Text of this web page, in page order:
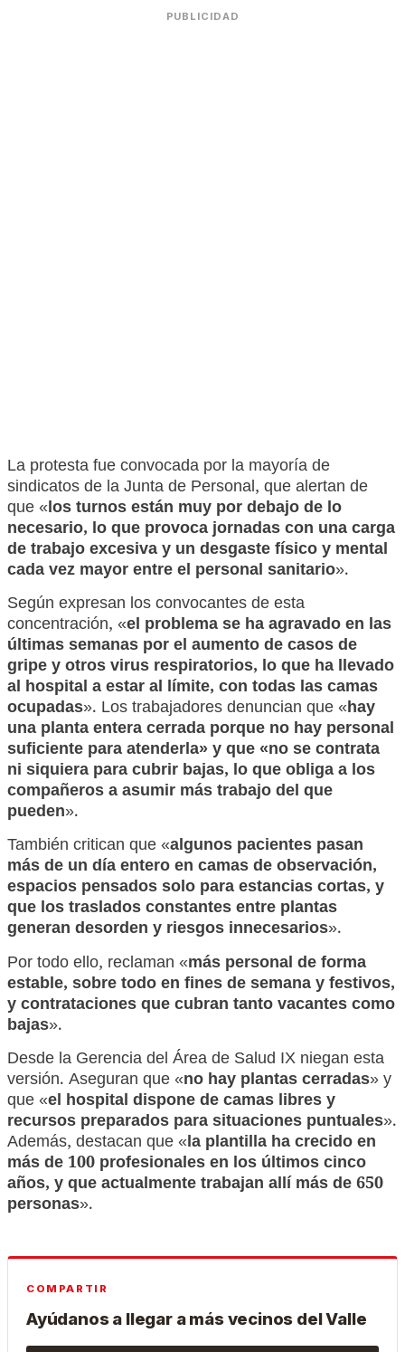
PUBLICIDAD
La protesta fue convocada por la mayoría de
sindicatos de la Junta de Personal, que alertan de
que «los turnos están muy por debajo de lo
necesario, lo que provoca jornadas con una carga
de trabajo excesiva y un desgaste físico y mental
cada vez mayor entre el personal sanitario».
Según expresan los convocantes de esta
concentración, «el problema se ha agravado en las
últimas semanas por el aumento de casos de
gripe y otros virus respiratorios, lo que ha llevado
al hospital a estar al límite, con todas las camas
ocupadas». Los trabajadores denuncian que «hay
una planta entera cerrada porque no hay personal
suficiente para atenderla» y que «no se contrata
ni siquiera para cubrir bajas, lo que obliga a los
compañeros a asumir más trabajo del que
pueden».
También critican que «algunos pacientes pasan
más de un día entero en camas de observación,
espacios pensados solo para estancias cortas, y
que los traslados constantes entre plantas
generan desorden y riesgos innecesarios».
Por todo ello, reclaman «más personal de forma
estable, sobre todo en fines de semana y festivos,
y contrataciones que cubran tanto vacantes como
bajas».
Desde la Gerencia del Área de Salud IX niegan esta
versión. Aseguran que «no hay plantas cerradas» y
que «el hospital dispone de camas libres y
recursos preparados para situaciones puntuales».
Además, destacan que «la plantilla ha crecido en
más de 100 profesionales en los últimos cinco
años, y que actualmente trabajan allí más de 650
personas».
COMPARTIR
Ayúdanos a llegar a más vecinos del Valle